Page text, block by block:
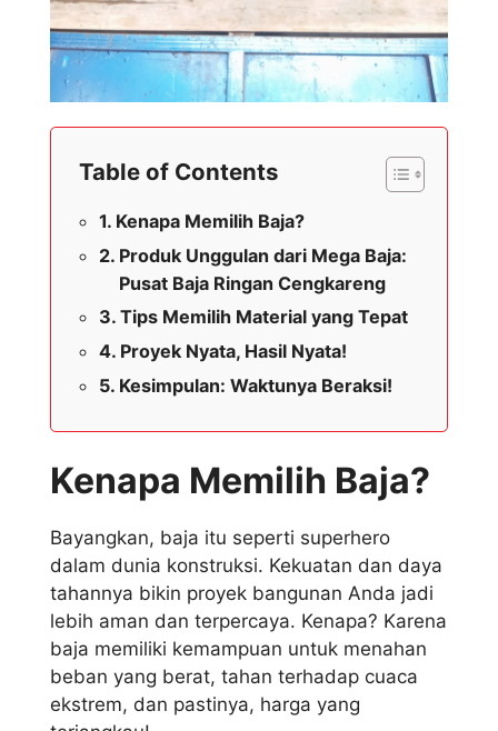
Table of Contents
Kenapa Memilih Baja?
Produk Unggulan dari Mega Baja:
Pusat Baja Ringan Cengkareng
Tips Memilih Material yang Tepat
Proyek Nyata, Hasil Nyata!
Kesimpulan: Waktunya Beraksi!
Kenapa Memilih Baja?
Bayangkan, baja itu seperti superhero
dalam dunia konstruksi. Kekuatan dan daya
tahannya bikin proyek bangunan Anda jadi
lebih aman dan terpercaya. Kenapa? Karena
baja memiliki kemampuan untuk menahan
beban yang berat, tahan terhadap cuaca
ekstrem, dan pastinya, harga yang